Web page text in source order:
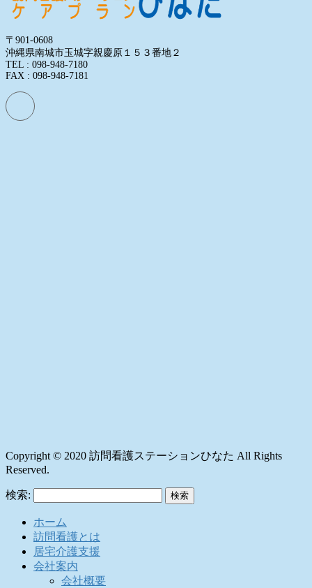
〒901-0608
沖縄県南城市玉城字親慶原１５３番地２
TEL : 098-948-7180
FAX : 098-948-7181
Copyright © 2020 訪問看護ステーションひなた All Rights
Reserved.
検索:
ホーム
訪問看護とは
居宅介護支援
会社案内
会社概要